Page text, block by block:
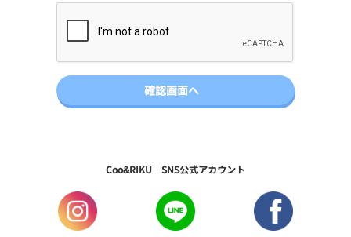
Coo&RIKU SNS公式アカウント